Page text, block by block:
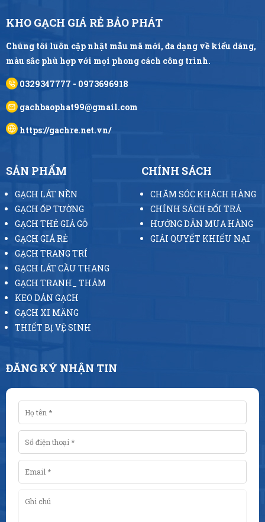
KHO GẠCH GIÁ RẺ BẢO PHÁT
Chúng tôi luôn cập nhật mẫu mã mới, đa dạng về kiểu dáng,
màu sắc phù hợp với mọi phong cách công trình.
0329347777 - 0973696918
gachbaophat99@gmail.com
https://gachre.net.vn/
SẢN PHẨM
GẠCH LÁT NỀN
GẠCH ỐP TƯỜNG
GẠCH THẺ GIẢ GỖ
GẠCH GIÁ RẺ
GẠCH TRANG TRÍ
GẠCH LÁT CẦU THANG
GẠCH TRANH_ THẢM
KEO DÁN GẠCH
GẠCH XI MĂNG
THIẾT BỊ VỆ SINH
CHÍNH SÁCH
CHĂM SÓC KHÁCH HÀNG
CHÍNH SÁCH ĐỔI TRẢ
HƯỚNG DẪN MUA HÀNG
GIẢI QUYẾT KHIẾU NẠI
ĐĂNG KÝ NHẬN TIN